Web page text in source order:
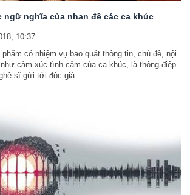
ngữ nghĩa của nhan đề các ca khúc
10:37
có nhiệm vụ bao quát thông tin, chủ đề, nội
cảm xúc tình cảm của ca khúc, là thông điệp
sĩ gửi tới độc giả.